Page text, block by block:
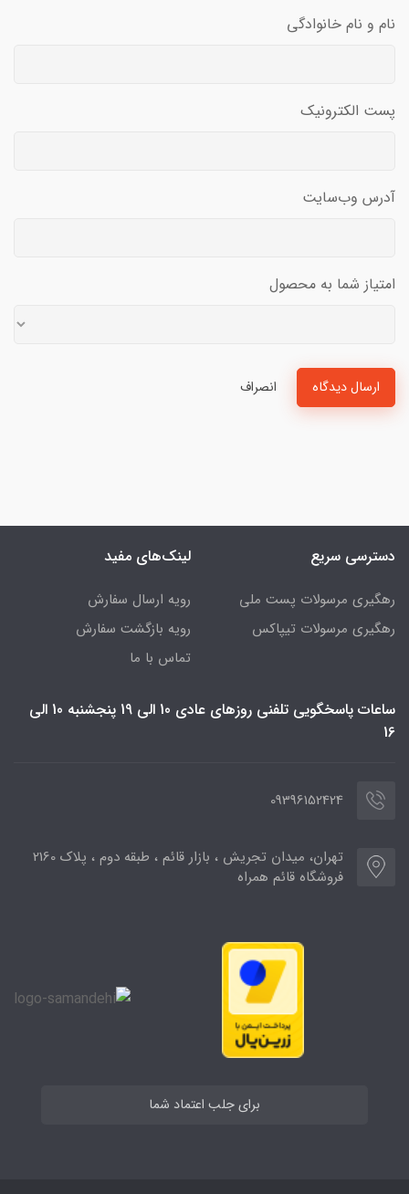
نام و نام خانوادگی
پست الکترونیک
آدرس وب‌سایت
امتیاز شما به محصول
ارسال دیدگاه انصراف
دسترسی سریع
رهگیری مرسولات پست ملی
رهگیری مرسولات تیپاکس
لینک‌های مفید
رویه ارسال سفارش
رویه بازگشت سفارش
تماس با ما
ساعات پاسخگویی تلفنی روزهای عادی 10 الی 19 پنجشنبه 10 الی
16
09396152424
تهران، میدان تجریش ، بازار قائم ، طبقه دوم ، پلاک 2160
فروشگاه قائم همراه
برای جلب اعتماد شما